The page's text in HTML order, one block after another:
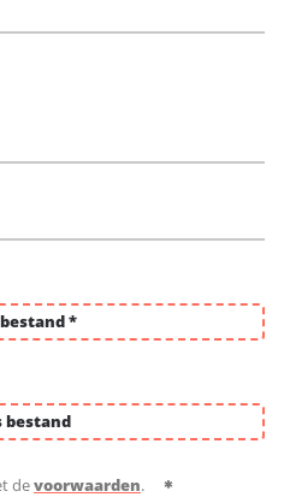
*
bestand
devoorwaarden.